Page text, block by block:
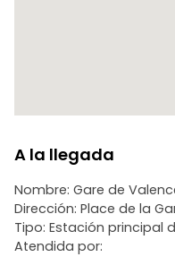
A la llegada
Nombre: Gare de
Dirección: Place de la
Tipo: Estación principal
Atendida por: